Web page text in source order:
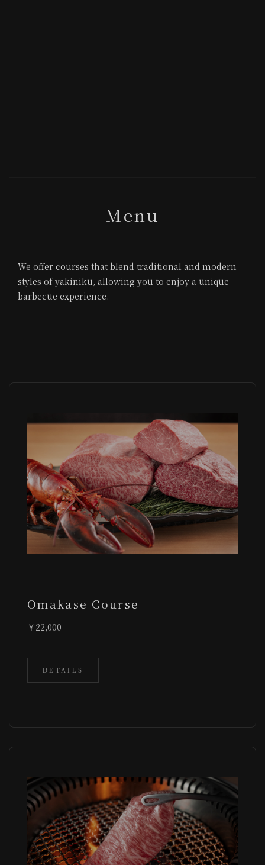
Menu
We offer courses that blend traditional and modern
styles of yakiniku, allowing you to enjoy a unique
barbecue experience.
Omakase Course
22,000
DETAILS